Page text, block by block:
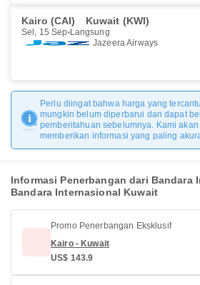
Kairo (CAI) Kuwait (KWI)
Sel, 15 Sep Langsung
Jazeera Airways
Perlu diingat bahwa harga yang
mungkin belum diperbarui dan dapat
pemberitahuan sebelumnya. Kami
memberikan informasi yang paling
Informasi Penerbangan dari Bandara
Bandara Internasional Kuwait
Promo Penerbangan Eksklusif
Kairo - Kuwait
US$ 143.9